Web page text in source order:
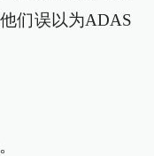
们误以为ADAS